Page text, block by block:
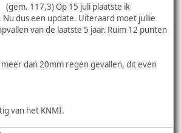
117,3) Op 15 juli plaatste ik
Nu dus een update. Uiteraard moet jullie
van de laatste 5 jaar. Ruim 12 punten
dan 20mm regen gevallen, dit even
van het KNMI.